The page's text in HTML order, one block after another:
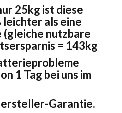
25kg ist diese
leichter als eine
nutzbare
= 143kg
1 Tag bei uns im
Garantie.